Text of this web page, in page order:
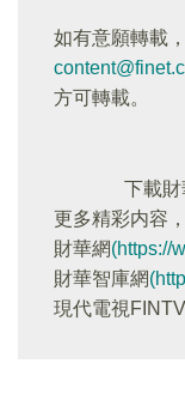
如有意願轉載
方可轉載。
下載
更多精彩内容
財華網(https://
財華智庫網
現代電視FINTV